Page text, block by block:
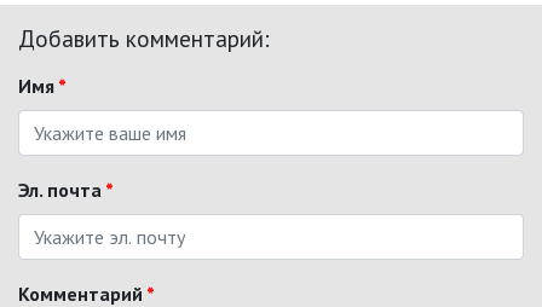
Добавить комментарий:
Имя *
Эл. почта *
Комментарий *